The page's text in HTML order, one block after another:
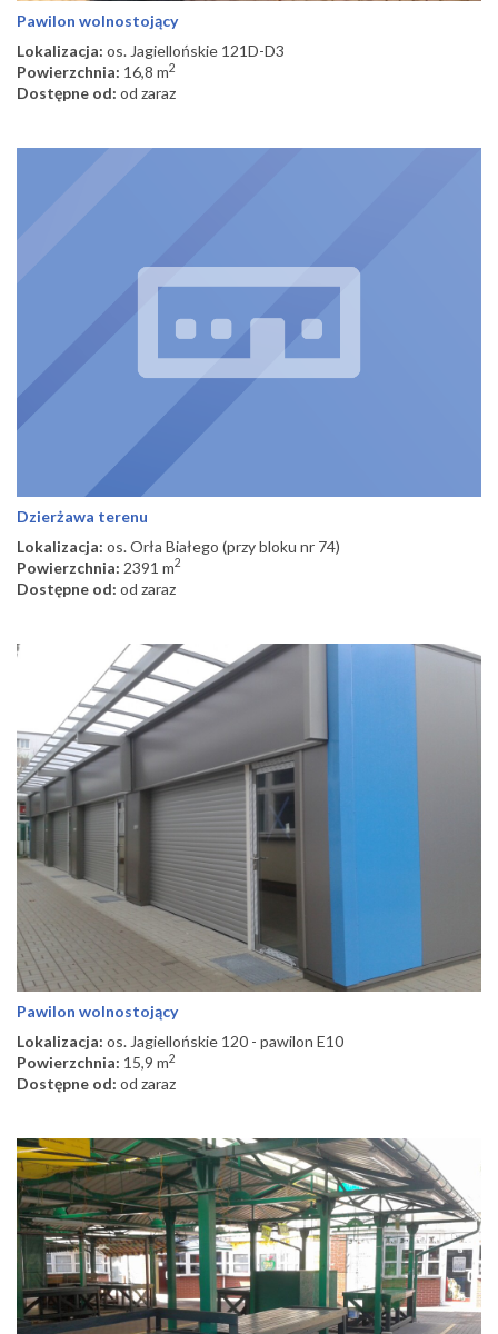
Pawilon wolnostojący
Lokalizacja: os. Jagiellońskie 121D-D3
Powierzchnia: 16,8 m2
Dostępne od: od zaraz
Dzierżawa terenu
Lokalizacja: os. Orła Białego (przy bloku nr 74)
Powierzchnia: 2391 m2
Dostępne od: od zaraz
Pawilon wolnostojący
Lokalizacja: os. Jagiellońskie 120 - pawilon E10
Powierzchnia: 15,9 m2
Dostępne od: od zaraz